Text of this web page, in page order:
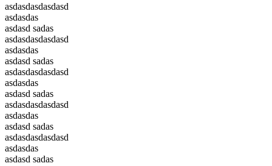
asdasdasdasdasd
asdasdas
asdasd sadas
asdasdasdasdasd
asdasdas
asdasd sadas
asdasdasdasdasd
asdasdas
asdasd sadas
asdasdasdasdasd
asdasdas
asdasd sadas
asdasdasdasdasd
asdasdas
asdasd sadas